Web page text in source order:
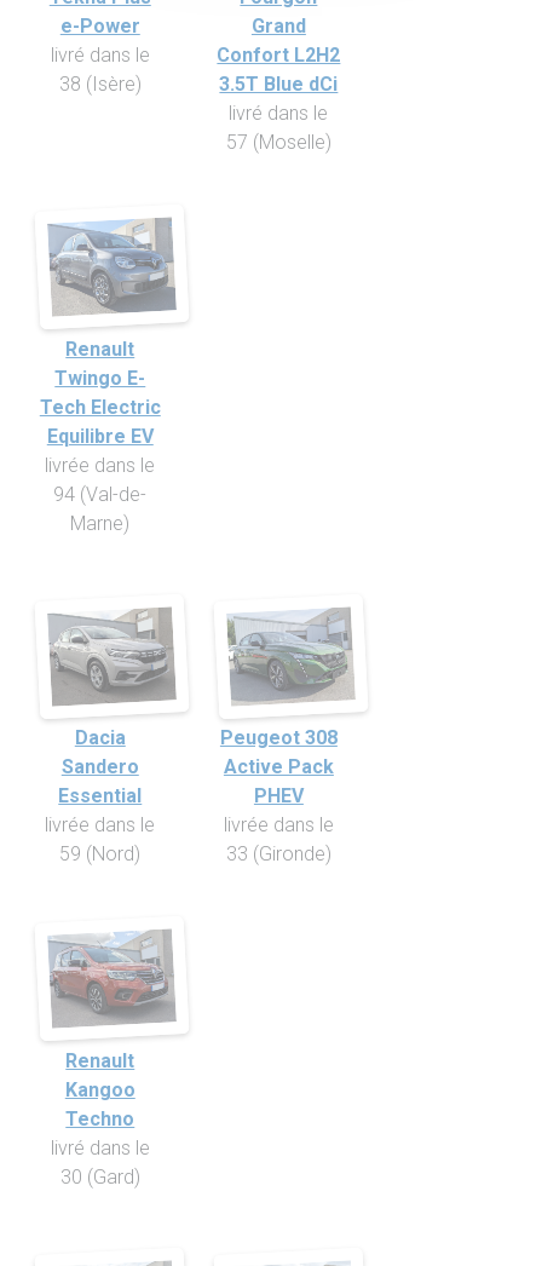
e-Power
livré dans le
38 (Isère)
Grand
Confort L2H2
3.5T Blue dCi
livré dans le
57 (Moselle)
Renault
Twingo E-
Tech Electric
Equilibre EV
livrée dans le
94 (Val-de-
Marne)
Dacia
Sandero
Essential
livrée dans le
59 (Nord)
Peugeot 308
Active Pack
PHEV
livrée dans le
33 (Gironde)
Renault
Kangoo
Techno
livré dans le
30 (Gard)